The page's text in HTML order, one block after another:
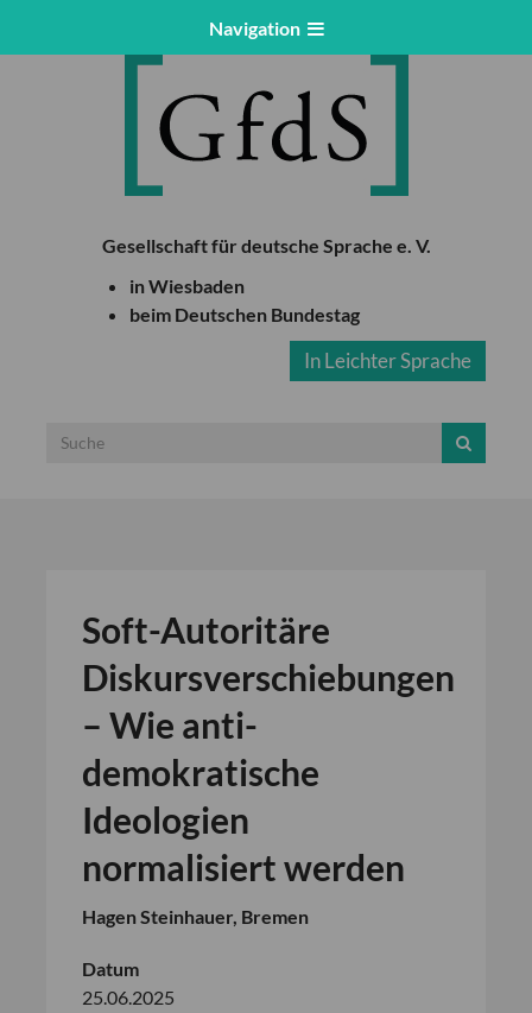
Navigation
Gesellschaft für deutsche Sprache e. V.
in Wiesbaden
beim Deutschen Bundestag
In Leichter Sprache
Soft-Autoritäre
Diskursverschiebungen
– Wie anti-
demokratische
Ideologien
normalisiert werden
Hagen Steinhauer, Bremen
Datum
25.06.2025